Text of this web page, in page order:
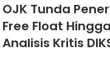
OJK Tunda
Free Float
Analisis Kritis